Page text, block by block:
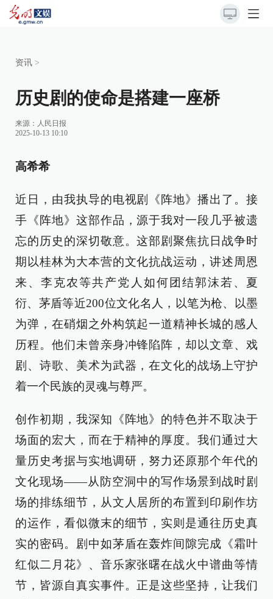
资讯 >
历史剧的使命是搭建一座桥
来源： 人民日报
2025-10-13 10:10
高希希
近日，由我执导的电视剧《阵地》播出了。接
手《阵地》这部作品，源于我对一段几乎被遗
忘的历史的深切敬意。这部剧聚焦抗日战争时
期以桂林为大本营的文化抗战运动，讲述周恩
来、李克农等共产党人如何团结郭沫若、夏
衍、茅盾等近200位文化名人，以笔为枪、以墨
为弹，在硝烟之外构筑起一道精神长城的感人
历程。他们未曾亲身冲锋陷阵，却以文章、戏
剧、诗歌、美术为武器，在文化的战场上守护
着一个民族的灵魂与尊严。
创作初期，我深知《阵地》的特色并不取决于
场面的宏大，而在于精神的厚度。我们通过大
量历史考据与实地调研，努力还原那个年代的
文化现场——从防空洞中的写作场景到战时剧
场的排练细节，从文人居所的布置到印刷作坊
的运作，看似微末的细节，实则是通往历史真
实的密码。剧中如茅盾在轰炸间隙完成《霜叶
红似二月花》、音乐家张曙在战火中谱曲等情
节，皆源自真实事件。正是这些坚持，让我们